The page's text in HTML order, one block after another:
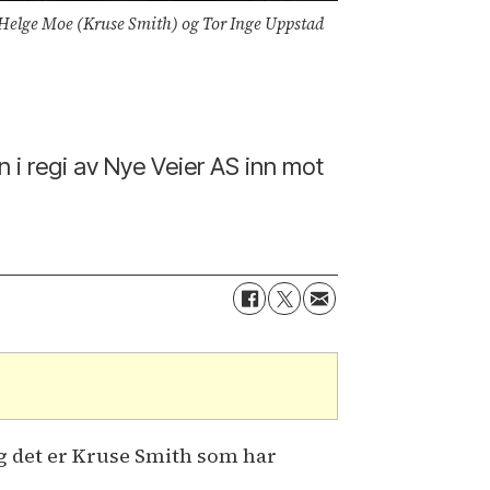
Moe (Kruse Smith) og Tor Inge Uppstad
regi av Nye Veier AS inn mot
er Kruse Smith som har